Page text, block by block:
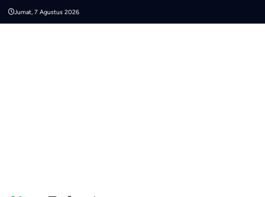
Jumat, 7 Agustus 2026